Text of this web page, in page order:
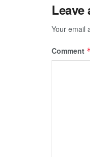
Leave
Your email
Comment